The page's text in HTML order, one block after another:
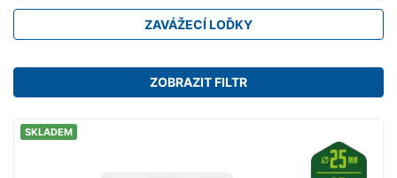
ZAVÁŽECÍ LOĎKY
ZOBRAZIT FILTR
SKLADEM